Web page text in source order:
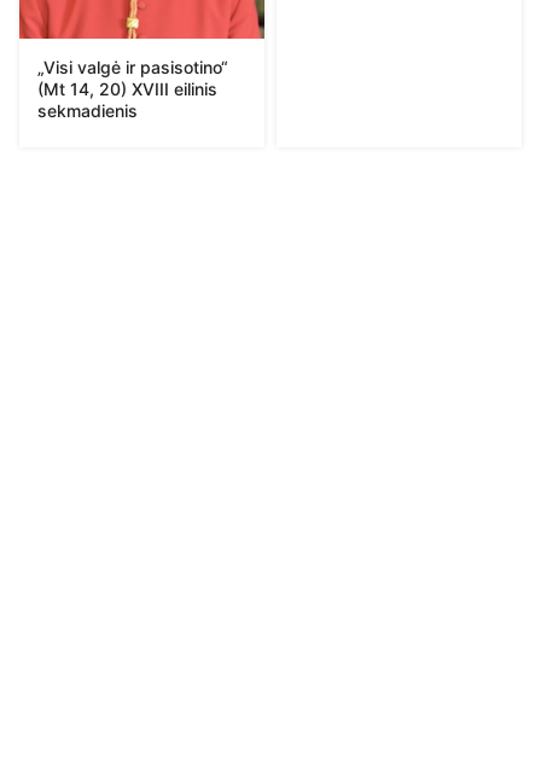
„Visi valgė ir pasisotino“
(Mt 14, 20) XVIII eilinis
sekmadienis